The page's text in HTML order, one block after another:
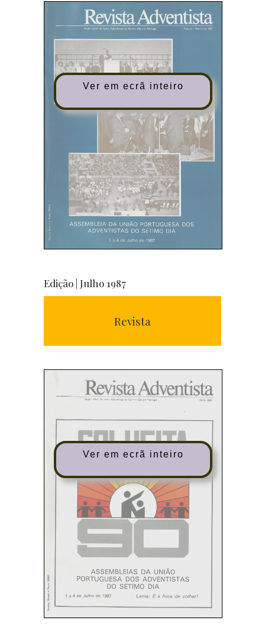
Ver em ecrã inteiro
Edição | Julho 1987
Revista
Ver em ecrã inteiro